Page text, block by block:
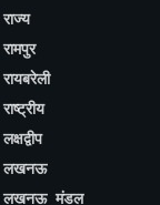
राज्य
रामपुर
रायबरेली
राष्ट्रीय
लक्षद्वीप
लखनऊ
लखनऊ मंडल